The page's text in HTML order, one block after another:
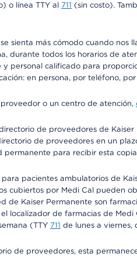
o línea TTY al 711 (sin costo).
sienta más cómodo cuando
durante todos los horarios de
personal calificado para
en persona, por teléfono,
o un centro de atención,
de proveedores de
de proveedores en un
permanente para recibir esta
pacientes ambulatorios de
cubiertos por Medi Cal pueden
de Kaiser Permanente son
localizador de farmacias de Medi
(TTY 711 de lunes a viernes,
de proveedores, esta